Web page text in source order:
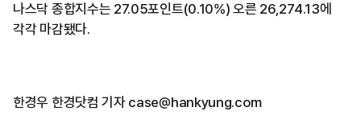
나스닥 종합지수는 27.05포인트(0.10%) 오른 26,274.13에
각각 마감됐다.
한경우 한경닷컴 기자 case@hankyung.com